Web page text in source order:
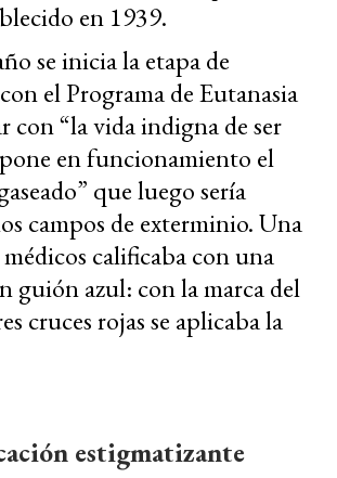
en 1939.
se inicia la etapa de
con el Programa de Eutanasia
con “la vida indigna de ser
en funcionamiento el
que luego sería
campos de exterminio. Una
calificaba con una
guión azul: con la marca del
cruces rojas se aplicaba la
estigmatizante